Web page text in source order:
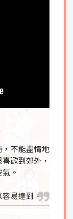
不能盡情地
歡到郊外，
。
易達到。